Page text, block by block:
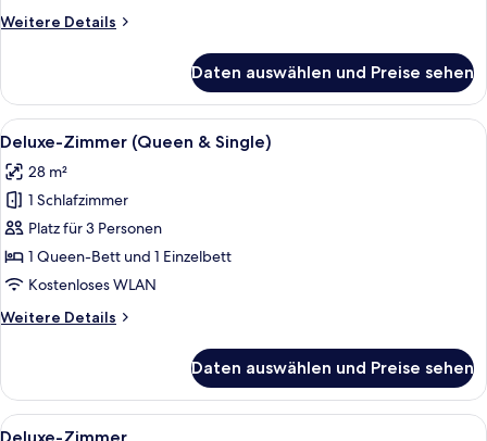
Weitere Details
Weitere
Zweibettzimmer
(Two
Doubles)
Daten auswählen und Preise sehen
Alle
Fotos
für
Deluxe-
Zimmer
(Queen
&
anzeigen
Ein Hotelzimmer mit einem großen
6
Deluxe-Zimmer (Queen & Single)
28 m²
1 Schlafzimmer
Platz für 3 Personen
1 Queen-Bett und 1 Einzelbett
Kostenloses WLAN
Weitere Details
Weitere
Zimmer
(Queen
&
Daten auswählen und Preise sehen
Alle
Ein Hotelzimmer mit zwei Betten,
5